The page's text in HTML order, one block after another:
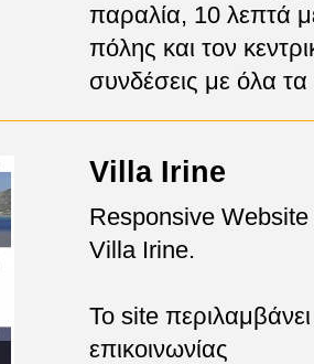
παραλία, 10 λεπτά
πόλης και τον
συνδέσεις με όλα
Villa Irine
Responsive Website
Villa Irine.
Το site
επικοινωνίας